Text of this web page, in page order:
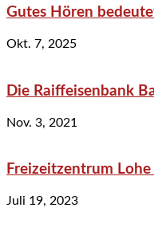
Gutes Hören
Okt. 7, 2025
Die Raiffeisenbank
Nov. 3, 2021
Freizeitzentrum
Juli 19, 2023